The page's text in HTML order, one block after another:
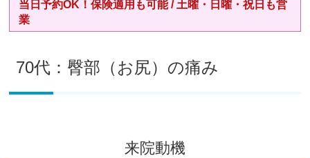
当日予約OK！保険適用も可能 / 土曜・日曜・祝日も営
業
70代：臀部（お尻）の痛み
来院動機